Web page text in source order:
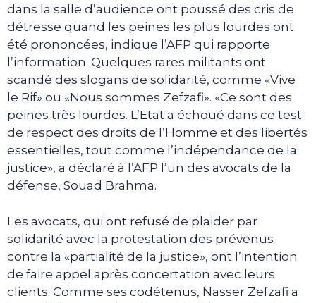
dans la salle d’audience ont poussé des cris de
détresse quand les peines les plus lourdes ont
été prononcées, indique l’AFP qui rapporte
l’information. Quelques rares militants ont
scandé des slogans de solidarité, comme «Vive
le Rif» ou «Nous sommes Zefzafi». «Ce sont des
peines très lourdes. L’Etat a échoué dans ce test
de respect des droits de l’Homme et des libertés
essentielles, tout comme l’indépendance de la
justice», a déclaré à l’AFP l’un des avocats de la
défense, Souad Brahma.
Les avocats, qui ont refusé de plaider par
solidarité avec la protestation des prévenus
contre la «partialité de la justice», ont l’intention
de faire appel après concertation avec leurs
clients. Comme ses codétenus, Nasser Zefzafi a